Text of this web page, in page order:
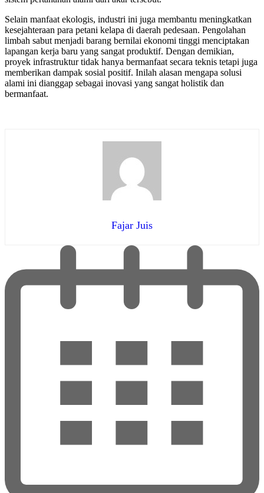
Selain manfaat ekologis, industri ini juga membantu meningkatkan
kesejahteraan para petani kelapa di daerah pedesaan. Pengolahan
limbah sabut menjadi barang bernilai ekonomi tinggi menciptakan
lapangan kerja baru yang sangat produktif. Dengan demikian,
proyek infrastruktur tidak hanya bermanfaat secara teknis tetapi juga
memberikan dampak sosial positif. Inilah alasan mengapa solusi
alami ini dianggap sebagai inovasi yang sangat holistik dan
bermanfaat.
Fajar Juis